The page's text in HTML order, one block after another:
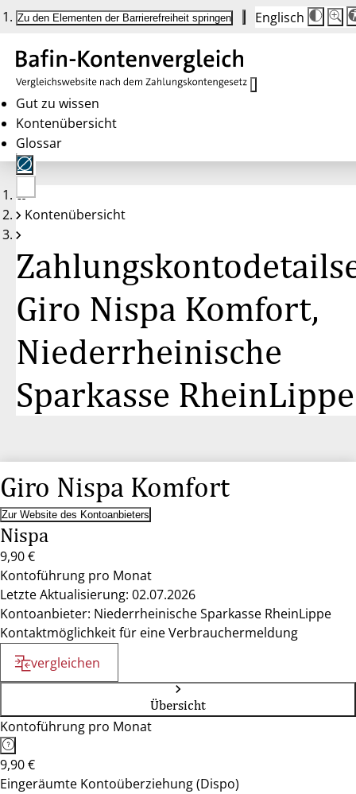
Zu den Elementen der Barrierefreiheit springen Englisch
Die
auf
100
100
Gut zu wissen
Kontenübersicht
Glossar
Keine
Konten
Kontenübersicht
Giro Nispa Komfort,
Niederrheinische
Sparkasse RheinLippe
Giro Nispa Komfort
Zur Website des Kontoanbieters
Nispa
9,90 €
Kontoführung pro Monat
Letzte Aktualisierung: 02.07.2026
Kontoanbieter: Niederrheinische Sparkasse RheinLippe
Kontaktmöglichkeit für eine Verbrauchermeldung
vergleichen
Übersicht
Kontoführung pro Monat
9,90 €
Eingeräumte Kontoüberziehung (Dispo)